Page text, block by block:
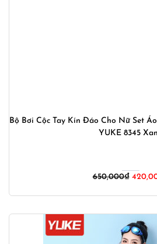
Bộ Bơi Cộc Tay Kín Đáo Cho Nữ Set
YUKE 8345
650,000₫ Giá